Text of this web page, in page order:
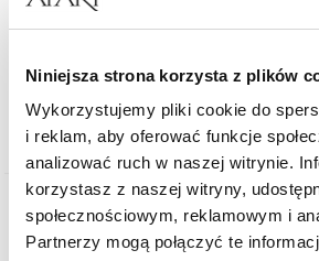
Niniejsza strona korzysta z plików
Wykorzystujemy pliki cookie do
i reklam, aby oferować funkcje
analizować ruch w naszej witrynie.
korzystasz z naszej witryny,
społecznościowym, reklamowym i
Partnerzy mogą połączyć te
Bransoletka z elementami żółtego złota z
próba 375
729 zł
Złoto 585